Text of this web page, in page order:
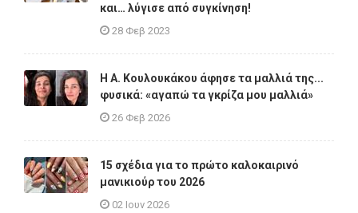
και… λύγισε από συγκίνηση!
28 Φεβ 2023
Η A. Κουλουκάκου άφησε τα μαλλιά της...
φυσικά: «αγαπώ τα γκρίζα μου μαλλιά»
26 Φεβ 2026
15 σχέδια για το πρώτο καλοκαιρινό
μανικιούρ του 2026
02 Ιουν 2026